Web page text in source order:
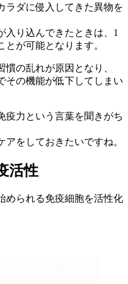
ラダに侵入してきた異物を
入り込んできたときは、1
が可能となります。
の乱れが原因となり、
その機能が低下してしまい
疫力という言葉を聞きがち
をしておきたいですね。
活性
められる免疫細胞を活性化